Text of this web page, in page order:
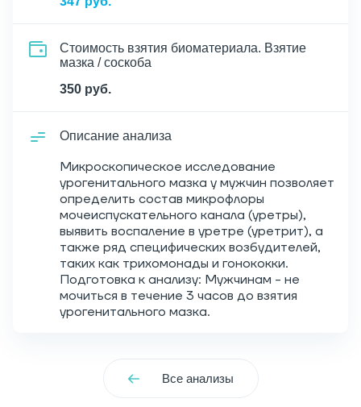
Стоимость взятия биоматериала. Взятие
мазка / соскоба
350 руб.
Описание анализа
Микроскопическое исследование
урогенитального мазка у мужчин позволяет
определить состав микрофлоры
мочеиспускательного канала (уретры),
выявить воспаление в уретре (уретрит), а
также ряд специфических возбудителей,
таких как трихомонады и гонококки.
Подготовка к анализу: Мужчинам - не
мочиться в течение 3 часов до взятия
урогенитального мазка.
Все анализы